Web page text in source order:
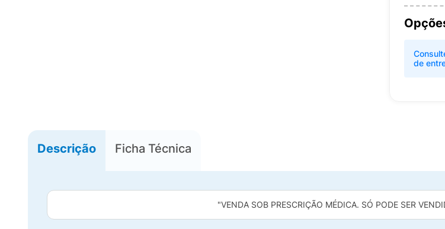
de
Descrição Ficha Técnica
"VENDA SOB PRESCRIÇÃO MÉDICA. SÓ PODE SER